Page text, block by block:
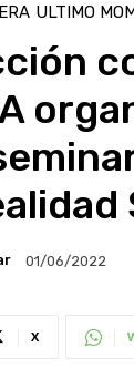
ULTIMO
01/06/2022
X